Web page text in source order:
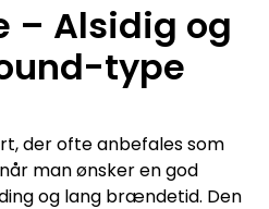
– Alsidig og
type
der ofte anbefales som
man ønsker en god
og lang brændetid. Den